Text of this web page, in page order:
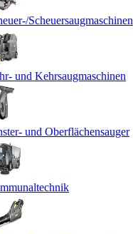
Scheuersaugmaschinen
und Kehrsaugmaschinen
und Oberflächensauger